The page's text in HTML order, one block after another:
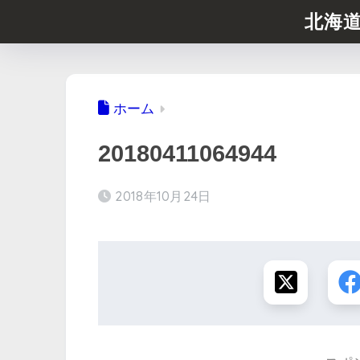
北海
ホーム
20180411064944
2018年10月24日